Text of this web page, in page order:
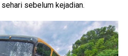
sebelum kejadian.